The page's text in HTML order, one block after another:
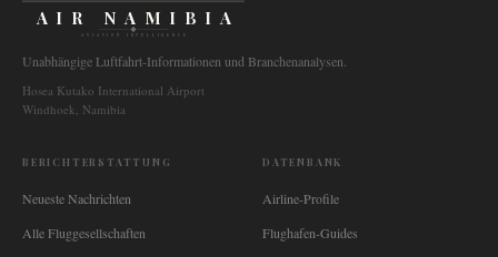
AIR NAMIBIA
AVIATION INTELLIGENCE
Unabhängige Luftfahrt-Informationen und Branchenanalysen.
Hosea Kutako International Airport
Windhoek, Namibia
BERICHTERSTATTUNG
Neueste Nachrichten
Alle Fluggesellschaften
DATENBANK
Airline-Profile
Flughafen-Guides